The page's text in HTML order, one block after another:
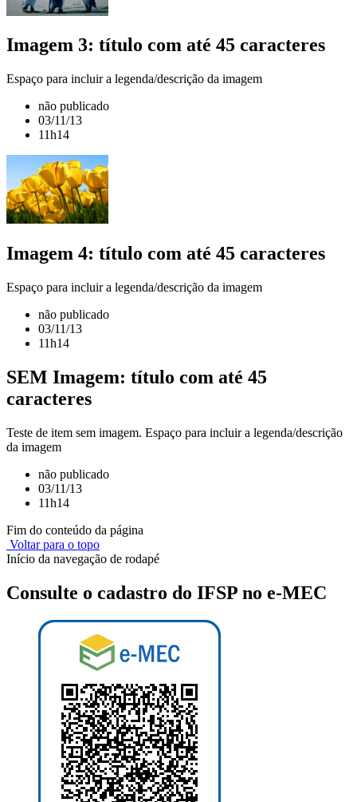
Imagem 3: título com até 45 caracteres
Espaço para incluir a legenda/descrição da imagem
não publicado
03/11/13
11h14
Imagem 4: título com até 45 caracteres
Espaço para incluir a legenda/descrição da imagem
não publicado
03/11/13
11h14
SEM Imagem: título com até 45
caracteres
Teste de item sem imagem. Espaço para incluir a legenda/descrição
da imagem
não publicado
03/11/13
11h14
Fim do conteúdo da página
Voltar para o topo
Início da navegação de rodapé
Consulte o cadastro do IFSP no e-MEC